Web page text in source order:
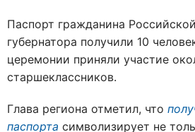
Паспорт гражданина
губернатора получили 10
церемонии приняли участие
старшеклассников.
Глава региона отметил, что
паспорта символизирует не